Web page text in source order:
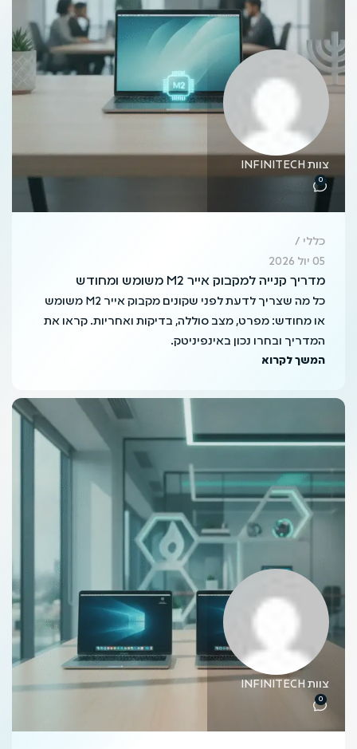
צוות INFINITECH
0
כללי
05 יול 2026
מדריך קנייה למקבוק אייר M2 משומש ומחודש
כל מה שצריך לדעת לפני שקונים מקבוק אייר M2 משומש
או מחודש: מפרט, מצב סוללה, בדיקות ואחריות. קראו את
המדריך ובחרו נכון באינפיניטק.
המשך לקרוא
צוות INFINITECH
0